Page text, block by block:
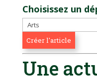
Choisissez un
Une